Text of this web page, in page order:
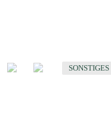
SONSTIGES